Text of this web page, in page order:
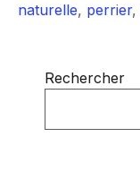
naturelle, perrier,
Rechercher